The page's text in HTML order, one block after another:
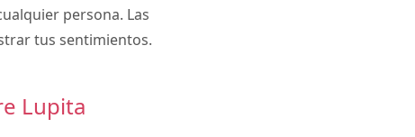
persona. Las
tus sentimientos.
Lupita